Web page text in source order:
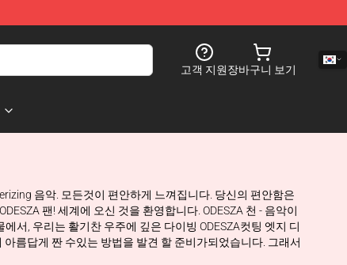
고객 지원장바구니 보기
음악. 모든것이 편안하게 느껴집니다. 당신의 편안함은
팬! 세계에 오신 것을 환영합니다. ODESZA 천 - 음악이
서, 우리는 활기찬 우주에 깊은 다이빙 ODESZA컷팅 엣지 디
름답게 짠 수있는 방법을 발견 할 준비가되었습니다. 그래서